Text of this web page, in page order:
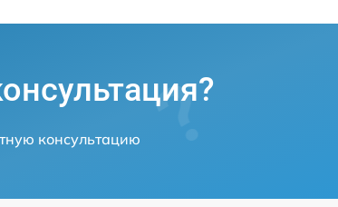
консультацию